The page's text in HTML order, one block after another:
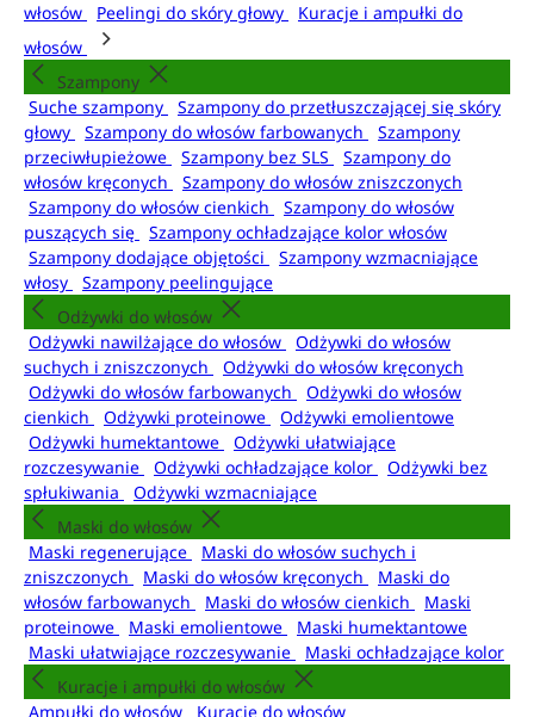
włosów
Peelingi do skóry głowy
Kuracje i ampułki do
włosów
Szampony
Suche szampony
Szampony do przetłuszczającej się skóry
głowy
Szampony do włosów farbowanych
Szampony
przeciwłupieżowe
Szampony bez SLS
Szampony do
włosów kręconych
Szampony do włosów zniszczonych
Szampony do włosów cienkich
Szampony do włosów
puszących się
Szampony ochładzające kolor włosów
Szampony dodające objętości
Szampony wzmacniające
włosy
Szampony peelingujące
Odżywki do włosów
Odżywki nawilżające do włosów
Odżywki do włosów
suchych i zniszczonych
Odżywki do włosów kręconych
Odżywki do włosów farbowanych
Odżywki do włosów
cienkich
Odżywki proteinowe
Odżywki emolientowe
Odżywki humektantowe
Odżywki ułatwiające
rozczesywanie
Odżywki ochładzające kolor
Odżywki bez
spłukiwania
Odżywki wzmacniające
Maski do włosów
Maski regenerujące
Maski do włosów suchych i
zniszczonych
Maski do włosów kręconych
Maski do
włosów farbowanych
Maski do włosów cienkich
Maski
proteinowe
Maski emolientowe
Maski humektantowe
Maski ułatwiające rozczesywanie
Maski ochładzające kolor
Kuracje i ampułki do włosów
Ampułki do włosów
Kuracje do włosów